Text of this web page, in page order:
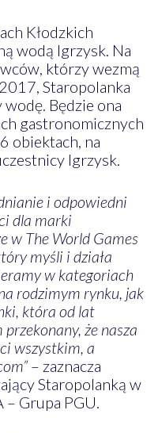
Kłodzkich
wodą Igrzysk. Na
którzy wezmą
Staropolanka
Będzie ona
gastronomicznych
obiektach, na
Igrzysk.
i odpowiedni
dla marki
w The World Games
myśli i działa
w kategoriach
rodzimym rynku, jak
która od lat
że nasza
wszystkim, a
– zaznacza
Staropolanką w
– Grupa PGU.